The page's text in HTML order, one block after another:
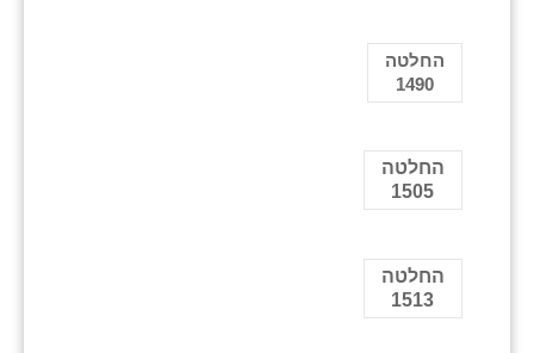
החלטה
1490
החלטה
1505
החלטה
1513